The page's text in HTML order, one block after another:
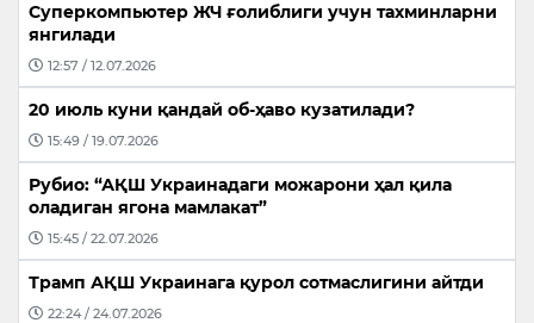
Суперкомпьютер ЖЧ ғолиблиги учун тахминларни
янгилади
12:57 / 12.07.2026
20 июль куни қандай об-ҳаво кузатилади?
15:49 / 19.07.2026
Рубио: “АҚШ Украинадаги можарони ҳал қила
оладиган ягона мамлакат”
15:45 / 22.07.2026
Трамп АҚШ Украинага қурол сотмаслигини айтди
22:24 / 24.07.2026